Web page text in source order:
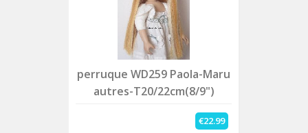
perruque WD259 Paola-Maru
autres-T20/22cm(8/9")
€22.99